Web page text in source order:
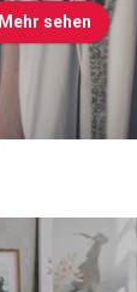
Mehr sehen